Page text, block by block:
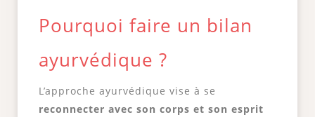
Pourquoi faire un bilan
ayurvédique ?
L’approche ayurvédique vise à se
reconnecter avec son corps et son esprit